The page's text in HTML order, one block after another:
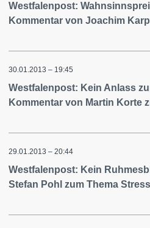
Westfalenpost:
Kommentar von Joachim
30.01.2013 – 19:45
Westfalenpost: Kein Anlass
Kommentar von Martin Korte
29.01.2013 – 20:44
Westfalenpost: Kein
Stefan Pohl zum Thema